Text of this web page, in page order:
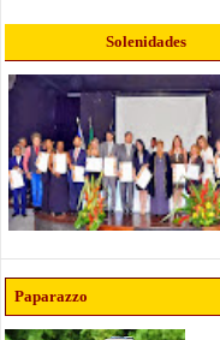
Solenidades
Paparazzo